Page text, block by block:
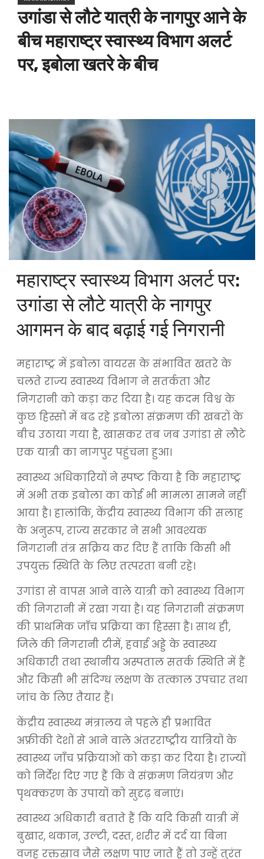
उगांडा से लौटे यात्री के नागपुर आने के
बीच महाराष्ट्र स्वास्थ्य विभाग अलर्ट
पर, इबोला खतरे के बीच
महाराष्ट्र स्वास्थ्य विभाग अलर्ट पर:
उगांडा से लौटे यात्री के नागपुर
आगमन के बाद बढ़ाई गई निगरानी
महाराष्ट्र में इबोला वायरस के संभावित खतरे के
चलते राज्य स्वास्थ्य विभाग ने सतर्कता और
निगरानी को कड़ा कर दिया है। यह कदम विश्व के
कुछ हिस्सों में बढ रहे इबोला संक्रमण की खबरों के
बीच उठाया गया है, खासकर तब जब उगांडा से लौटे
एक यात्री का नागपुर पहुंचना हुआ।
स्वास्थ्य अधिकारियों ने स्पष्ट किया है कि महाराष्ट्र
में अभी तक इबोला का कोई भी मामला सामने नहीं
आया है। हालांकि, केंद्रीय स्वास्थ्य विभाग की सलाह
के अनुरूप, राज्य सरकार ने सभी आवश्यक
निगरानी तंत्र सक्रिय कर दिए हैं ताकि किसी भी
उपयुक्त स्थिति के लिए तत्परता बनी रहे।
उगांडा से वापस आने वाले यात्री को स्वास्थ्य विभाग
की निगरानी में रखा गया है। यह निगरानी संक्रमण
की प्राथमिक जाँच प्रक्रिया का हिस्सा है। साथ ही,
जिले की निगरानी टीमें, हवाई अड्डे के स्वास्थ्य
अधिकारी तथा स्थानीय अस्पताल सतर्क स्थिति में हैं
और किसी भी संदिग्ध लक्षण के तत्काल उपचार तथा
जांच के लिए तैयार हैं।
केंद्रीय स्वास्थ्य मंत्रालय ने पहले ही प्रभावित
अफ्रीकी देशों से आने वाले अंतरराष्ट्रीय यात्रियों के
स्वास्थ्य जाँच प्रक्रियाओं को कड़ा कर दिया है। राज्यों
को निर्देश दिए गए हैं कि वे संक्रमण नियंत्रण और
पृथक्करण के उपायों को सुदृढ़ बनाएं।
स्वास्थ्य अधिकारी बताते हैं कि यदि किसी यात्री में
बुखार, थकान, उल्टी, दस्त, शरीर में दर्द या बिना
वजह रक्तस्राव जैसे लक्षण पाए जाते हैं तो उन्हें तुरंत